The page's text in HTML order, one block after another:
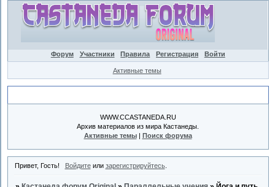
Форум Участники Правила Регистрация Войти
Активные темы
WWW.CCASTANEDA.RU
Архив материалов из мира Кастанеды.
Активные темы| Поиск форума
Привет, Гость! Войдитеили зарегистрируйтесь.